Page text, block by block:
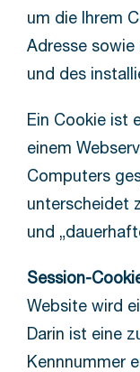
um die Ihrem
Adresse sowie
und des
Ein Cookie ist
einem
Computers
unterscheidet
und
Session-
Website wird
Darin ist eine
Kennnummer